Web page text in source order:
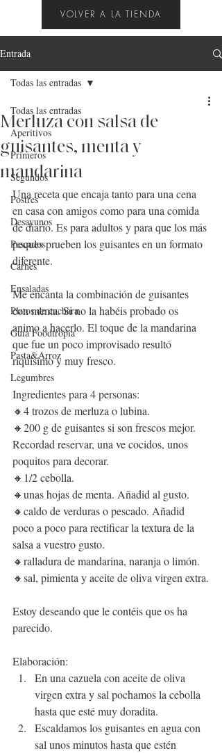
VOLVER A LA TIENDA
Entrada
Todas las entradas
Aperitivos
Primeros
Segundos
Postres
Desayunos
Pescados
Carnes
Ensaladas
Platos de cuchara
Guía Foodtropia
Pasta&Arroz
Legumbres
Todas las entradas
Merluza con salsa de
guisantes, menta y
mandarina
Una receta que encaja tanto para una cena
en casa con amigos como para una comida
de diario. Es para adultos y para que los más
peques prueben los guisantes en un formato
diferente.
Me encanta la combinación de guisantes
con menta. Si no la habéis probado os
animo a hacerlo. El toque de la mandarina
que fue un poco improvisado resultó
riquísimo y muy fresco.
Ingredientes para 4 personas:
🔸4 trozos de merluza o lubina.
🔸200 g de guisantes si son frescos mejor.
Recordad reservar, una ve cocidos, unos
poquitos para decorar.
🔸1/2 cebolla.
🔸unas hojas de menta. Añadid al gusto.
🔸caldo de verduras o pescado. Añadid
poco a poco para rectificar la textura de la
salsa a vuestro gusto.
🔸ralladura de mandarina, naranja o limón.
🔸sal, pimienta y aceite de oliva virgen extra.
Estoy deseando que le contéis que os ha
parecido.
Elaboración:
En una cazuela con aceite de oliva
virgen extra y sal pochamos la cebolla
hasta que esté muy doradita.
Escaldamos los guisantes en agua con
sal unos minutos hasta que estén